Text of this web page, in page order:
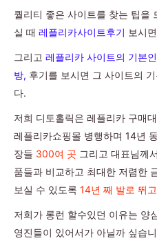
퀄리티 좋은 사이트를 찾는 팁을
실 때 레플리카사이트후기 보시
그리고 레플리카 사이트의 기본
방, 후기를 보시면 그 사이트의
다.
저희 디토홀릭은 레플리카 구매
레플리카쇼핑몰 병행하며 14년
장들 300여 곳 그리고 대표님께
품들과 비교하고 최대한 저렴한
보실 수 있도록 14년 째 발로 뛰고
저희가 롱런 할수있던 이유는 양
영진들이 있어서가 아닐까 싶습